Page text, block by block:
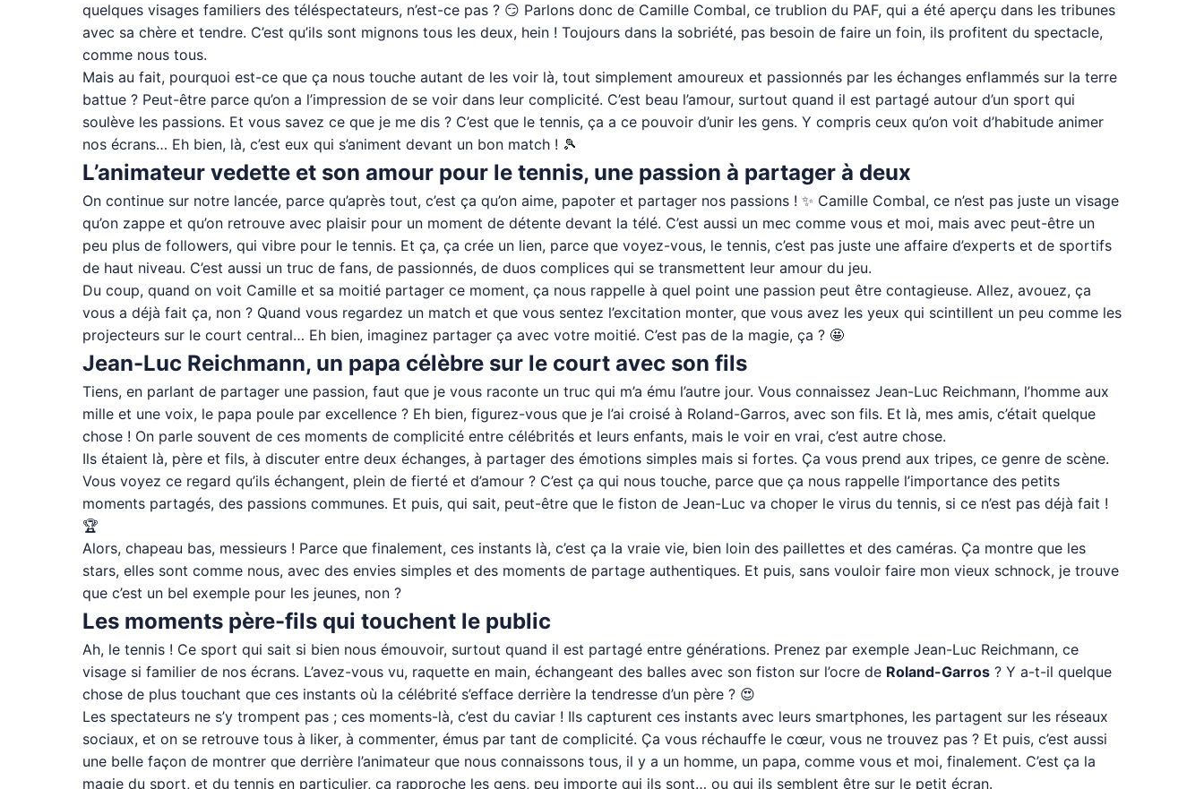
quelques visages familiers des téléspectateurs, n’est-ce pas ? 😏 Parlons donc de Camille Combal, ce trublion du PAF, qui a été aperçu dans les tribunes
avec sa chère et tendre. C’est qu’ils sont mignons tous les deux, hein ! Toujours dans la sobriété, pas besoin de faire un foin, ils profitent du spectacle,
comme nous tous.
Mais au fait, pourquoi est-ce que ça nous touche autant de les voir là, tout simplement amoureux et passionnés par les échanges enflammés sur la terre
battue ? Peut-être parce qu’on a l’impression de se voir dans leur complicité. C’est beau l’amour, surtout quand il est partagé autour d’un sport qui
soulève les passions. Et vous savez ce que je me dis ? C’est que le tennis, ça a ce pouvoir d’unir les gens. Y compris ceux qu’on voit d’habitude animer
nos écrans… Eh bien, là, c’est eux qui s’animent devant un bon match ! 🎾
L’animateur vedette et son amour pour le tennis, une passion à partager à deux
On continue sur notre lancée, parce qu’après tout, c’est ça qu’on aime, papoter et partager nos passions ! ✨ Camille Combal, ce n’est pas juste un visage
qu’on zappe et qu’on retrouve avec plaisir pour un moment de détente devant la télé. C’est aussi un mec comme vous et moi, mais avec peut-être un
peu plus de followers, qui vibre pour le tennis. Et ça, ça crée un lien, parce que voyez-vous, le tennis, c’est pas juste une affaire d’experts et de sportifs
de haut niveau. C’est aussi un truc de fans, de passionnés, de duos complices qui se transmettent leur amour du jeu.
Du coup, quand on voit Camille et sa moitié partager ce moment, ça nous rappelle à quel point une passion peut être contagieuse. Allez, avouez, ça
vous a déjà fait ça, non ? Quand vous regardez un match et que vous sentez l’excitation monter, que vous avez les yeux qui scintillent un peu comme les
projecteurs sur le court central… Eh bien, imaginez partager ça avec votre moitié. C’est pas de la magie, ça ? 🤩
Jean-Luc Reichmann, un papa célèbre sur le court avec son fils
Tiens, en parlant de partager une passion, faut que je vous raconte un truc qui m’a ému l’autre jour. Vous connaissez Jean-Luc Reichmann, l’homme aux
mille et une voix, le papa poule par excellence ? Eh bien, figurez-vous que je l’ai croisé à Roland-Garros, avec son fils. Et là, mes amis, c’était quelque
chose ! On parle souvent de ces moments de complicité entre célébrités et leurs enfants, mais le voir en vrai, c’est autre chose.
Ils étaient là, père et fils, à discuter entre deux échanges, à partager des émotions simples mais si fortes. Ça vous prend aux tripes, ce genre de scène.
Vous voyez ce regard qu’ils échangent, plein de fierté et d’amour ? C’est ça qui nous touche, parce que ça nous rappelle l’importance des petits
moments partagés, des passions communes. Et puis, qui sait, peut-être que le fiston de Jean-Luc va choper le virus du tennis, si ce n’est pas déjà fait !
🏆
Alors, chapeau bas, messieurs ! Parce que finalement, ces instants là, c’est ça la vraie vie, bien loin des paillettes et des caméras. Ça montre que les
stars, elles sont comme nous, avec des envies simples et des moments de partage authentiques. Et puis, sans vouloir faire mon vieux schnock, je trouve
que c’est un bel exemple pour les jeunes, non ?
Les moments père-fils qui touchent le public
Ah, le tennis ! Ce sport qui sait si bien nous émouvoir, surtout quand il est partagé entre générations. Prenez par exemple Jean-Luc Reichmann, ce
visage si familier de nos écrans. L’avez-vous vu, raquette en main, échangeant des balles avec son fiston sur l’ocre de Roland-Garros ? Y a-t-il quelque
chose de plus touchant que ces instants où la célébrité s’efface derrière la tendresse d’un père ? 😍
Les spectateurs ne s’y trompent pas ; ces moments-là, c’est du caviar ! Ils capturent ces instants avec leurs smartphones, les partagent sur les réseaux
sociaux, et on se retrouve tous à liker, à commenter, émus par tant de complicité. Ça vous réchauffe le cœur, vous ne trouvez pas ? Et puis, c’est aussi
une belle façon de montrer que derrière l’animateur que nous connaissons tous, il y a un homme, un papa, comme vous et moi, finalement. C’est ça la
magie du sport, et du tennis en particulier, ça rapproche les gens, peu importe qui ils sont… ou qui ils semblent être sur le petit écran.